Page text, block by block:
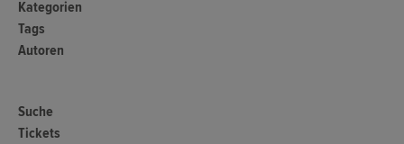
Kategorien
Tags
Autoren
Suche
Tickets